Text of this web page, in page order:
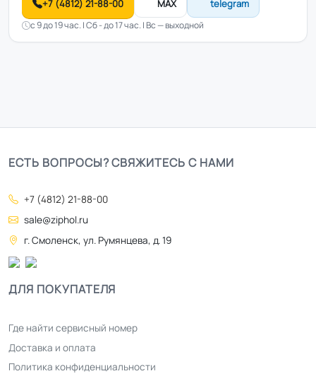
+7 (4812) 21-88-00 MAX telegram
с 9 до 19 час. | Сб - до 17 час. | Вс — выходной
ЕСТЬ ВОПРОСЫ? СВЯЖИТЕСЬ С НАМИ
+7 (4812) 21-88-00
sale@ziphol.ru
г. Смоленск, ул. Румянцева, д. 19
ДЛЯ ПОКУПАТЕЛЯ
Где найти сервисный номер
Доставка и оплата
Политика конфиденциальности